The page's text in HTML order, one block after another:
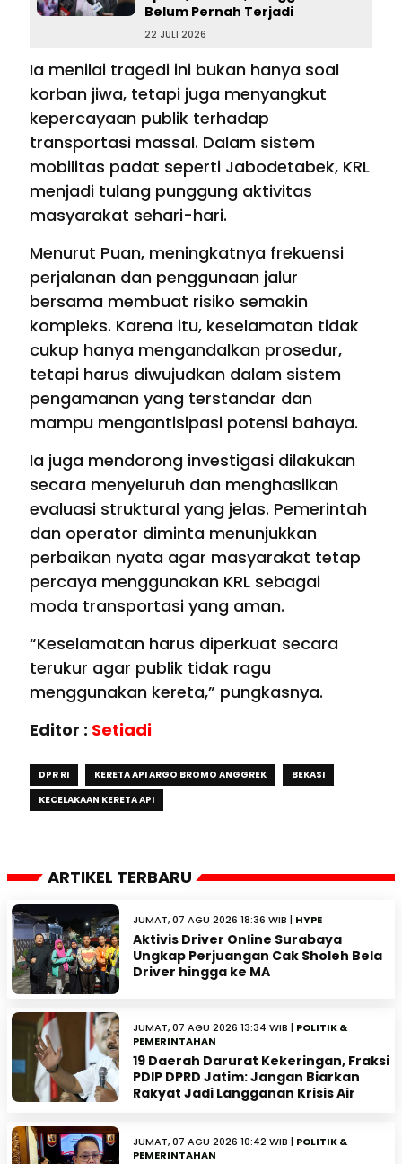
Belum Pernah Terjadi
22 JULI 2026
Ia menilai tragedi ini bukan hanya soal
korban jiwa, tetapi juga menyangkut
kepercayaan publik terhadap
transportasi massal. Dalam sistem
mobilitas padat seperti Jabodetabek, KRL
menjadi tulang punggung aktivitas
masyarakat sehari-hari.
Menurut Puan, meningkatnya frekuensi
perjalanan dan penggunaan jalur
bersama membuat risiko semakin
kompleks. Karena itu, keselamatan tidak
cukup hanya mengandalkan prosedur,
tetapi harus diwujudkan dalam sistem
pengamanan yang terstandar dan
mampu mengantisipasi potensi bahaya.
Ia juga mendorong investigasi dilakukan
secara menyeluruh dan menghasilkan
evaluasi struktural yang jelas. Pemerintah
dan operator diminta menunjukkan
perbaikan nyata agar masyarakat tetap
percaya menggunakan KRL sebagai
moda transportasi yang aman.
“Keselamatan harus diperkuat secara
terukur agar publik tidak ragu
menggunakan kereta,” pungkasnya.
Editor : Setiadi
DPR RI KERETA API ARGO BROMO ANGGREK
BEKASI
KECELAKAAN KERETA API
ARTIKEL TERBARU
JUMAT, 07 AGU 2026 18:36 WIB | HYPE
Aktivis Driver Online Surabaya
Ungkap Perjuangan Cak Sholeh Bela
Driver hingga ke MA
JUMAT, 07 AGU 2026 13:34 WIB | POLITIK &
PEMERINTAHAN
19 Daerah Darurat Kekeringan, Fraksi
PDIP DPRD Jatim: Jangan Biarkan
Rakyat Jadi Langganan Krisis Air
JUMAT, 07 AGU 2026 10:42 WIB | POLITIK &
PEMERINTAHAN